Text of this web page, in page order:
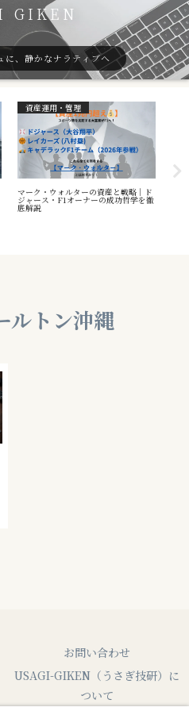
GIKEN
に、静かなナラティブへ
資産運用・管理
マーク・ウォルターの資産と戦略｜ド
ジャース・F1オーナーの成功哲学を徹
底解説
ルトン沖縄
お問い合わせ
USAGI-GIKEN（うさぎ技研）に
ついて